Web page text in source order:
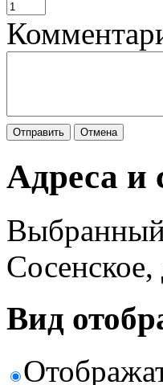
Отправить Отмена
Адреса и
Выбранный
Вид